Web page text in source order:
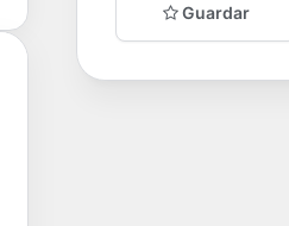
Guardar